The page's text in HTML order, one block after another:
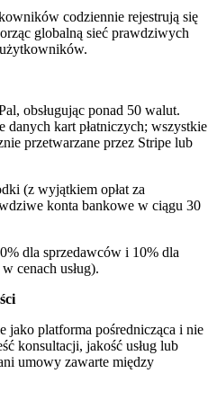
codziennie rejestrują się
globalną sieć prawdziwych
obsługując ponad 50 walut.
kart płatniczych; wszystkie
przetwarzane przez Stripe lub
(z wyjątkiem opłat za
konta bankowe w ciągu 30
dla sprzedawców i 10% dla
cenach usług).
jako platforma pośrednicząca i nie
konsultacji, jakość usług lub
umowy zawarte między